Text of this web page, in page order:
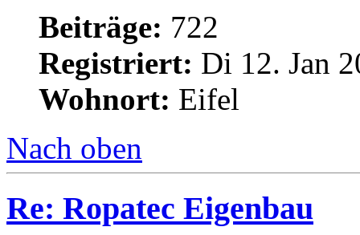
Beiträge: 722
Registriert: Di 12. Jan
Wohnort: Eifel
Nach oben
Re: Ropatec Eigenbau